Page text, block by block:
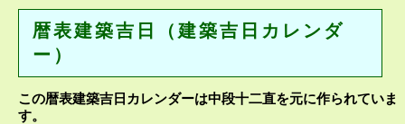
暦表建築吉日（建築吉日カレンダ
ー）
この暦表建築吉日カレンダーは中段十二直を元に作られていま
す。